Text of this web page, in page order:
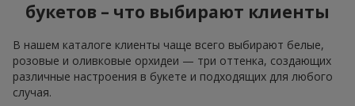
букетов – что выбирают клиенты
В нашем каталоге клиенты чаще всего выбирают белые,
розовые и оливковые орхидеи — три оттенка, создающих
различные настроения в букете и подходящих для любого
случая.